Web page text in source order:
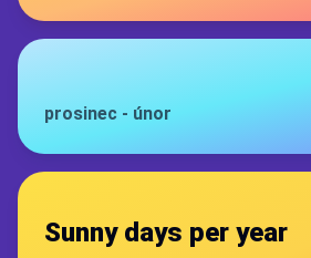
prosinec - únor
Sunny days per year